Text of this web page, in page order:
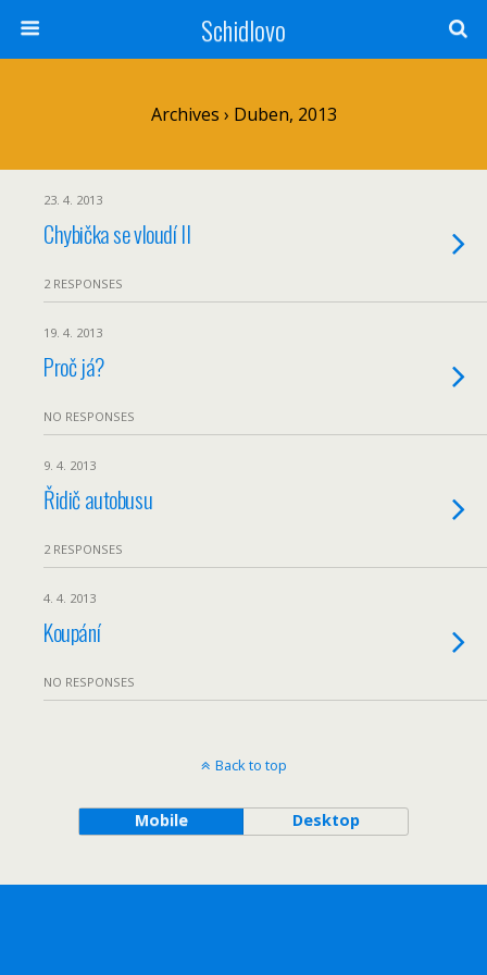
Schidlovo
Archives › Duben, 2013
23. 4. 2013
Chybička se vloudí II
2 RESPONSES
19. 4. 2013
Proč já?
NO RESPONSES
9. 4. 2013
Řidič autobusu
2 RESPONSES
4. 4. 2013
Koupání
NO RESPONSES
Back to top
Mobile Desktop